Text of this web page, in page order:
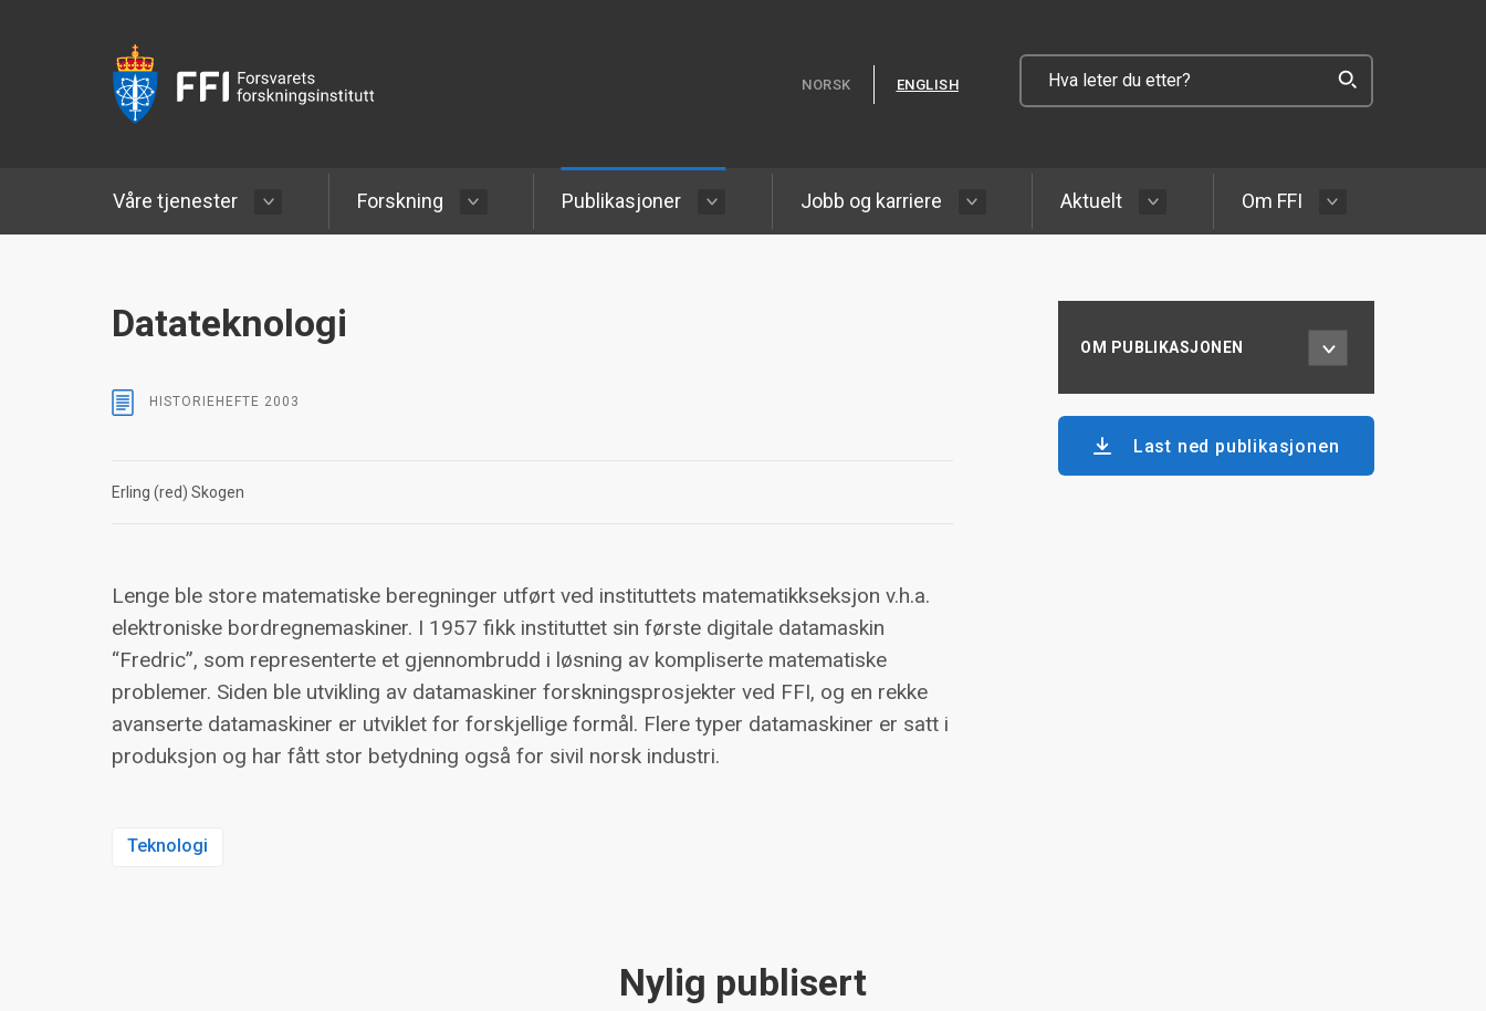
NORSK ENGLISH
Våre tjenester Forskning Publikasjoner Jobb og karriere Aktuelt Om FFI
Datateknologi
HISTORIEHEFTE 2003
Erling (red) Skogen
Lenge ble store matematiske beregninger utført ved instituttets matematikkseksjon v.h.a.
elektroniske bordregnemaskiner. I 1957 fikk instituttet sin første digitale datamaskin
“Fredric”, som representerte et gjennombrudd i løsning av kompliserte matematiske
problemer. Siden ble utvikling av datamaskiner forskningsprosjekter ved FFI, og en rekke
avanserte datamaskiner er utviklet for forskjellige formål. Flere typer datamaskiner er satt i
produksjon og har fått stor betydning også for sivil norsk industri.
Teknologi
OM PUBLIKASJONEN
Last ned publikasjonen
Nylig publisert